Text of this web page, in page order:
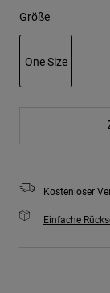
Größe
One Size
Kostenloser
Einfache